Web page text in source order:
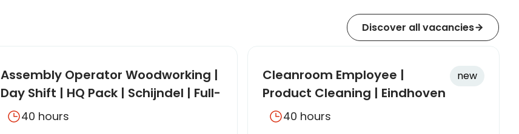
Discover all vacancies
Assembly Operator Woodworking |
Day Shift | HQ Pack | Schijndel | Full-
Time40 hours
Cleanroom Employee |
Product Cleaning | Eindhoven
| High-Tech
new
40 hours